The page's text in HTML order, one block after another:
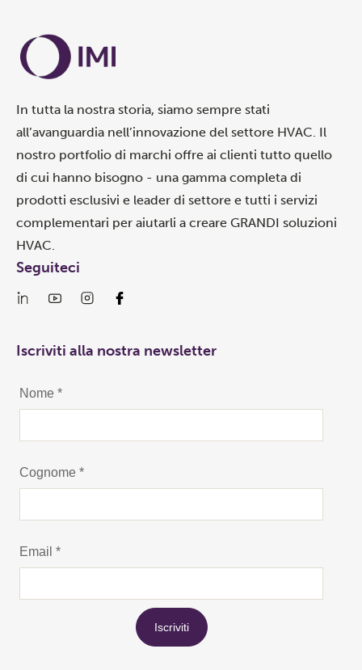
In tutta la nostra storia, siamo sempre stati
all’avanguardia nell’innovazione del settore HVAC. Il
nostro portfolio di marchi offre ai clienti tutto quello
di cui hanno bisogno - una gamma completa di
prodotti esclusivi e leader di settore e tutti i servizi
complementari per aiutarli a creare GRANDI soluzioni
HVAC.
Seguiteci
Iscriviti alla nostra newsletter